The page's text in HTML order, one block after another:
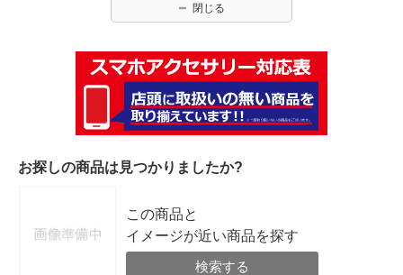
閉じる
お探しの商品は見つかりましたか?
この商品と
イメージが近い商品を探す
検索する